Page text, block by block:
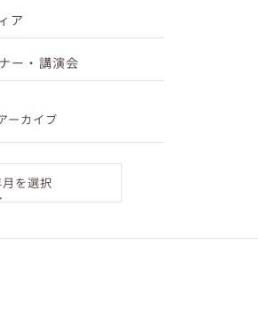
ア
ー・講演会
ーカイブ
を選択